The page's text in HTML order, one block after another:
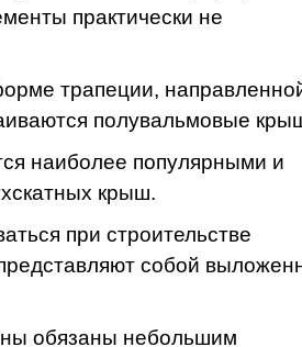
практически не
трапеции,
полувальмовые
наиболее популярными и
крыш.
при строительстве
собой
обязаны небольшим